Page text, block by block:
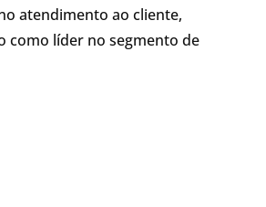
atendimento ao cliente,
como líder no segmento de